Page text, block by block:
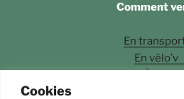
Cookies
Comment
En
En vélo’v